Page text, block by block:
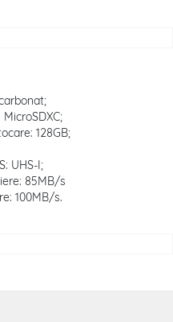
128GB;
UHS-I;
85MB/s
100MB/s.